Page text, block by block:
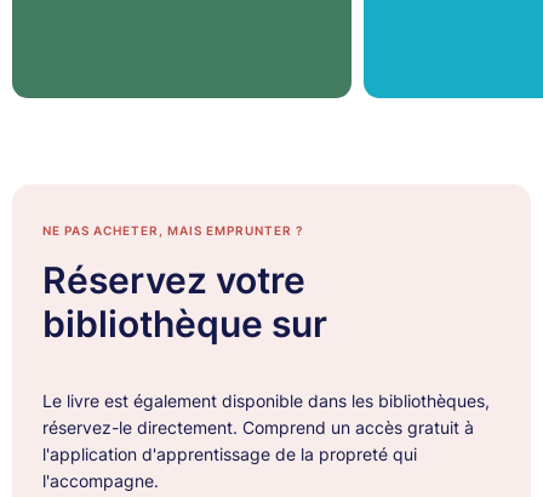
NE PAS ACHETER, MAIS EMPRUNTER ?
Réservez votre
bibliothèque sur
Le livre est également disponible dans les bibliothèques,
réservez-le directement. Comprend un accès gratuit à
l'application d'apprentissage de la propreté qui
l'accompagne.